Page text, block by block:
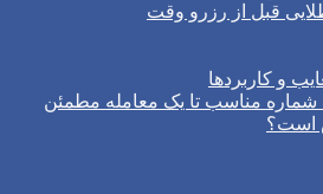
و کاربردها
شماره مناسب تا یک معامله مطمئن
است؟